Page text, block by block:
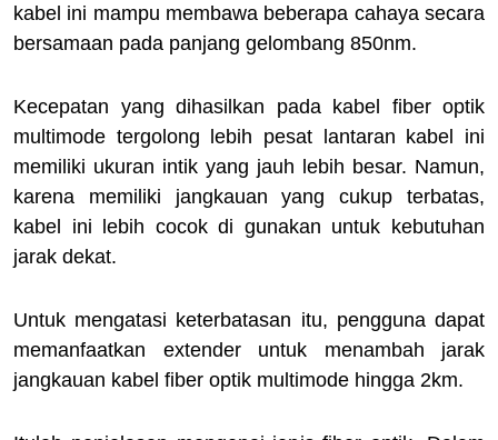
kabel ini mampu membawa beberapa cahaya secara
bersamaan pada panjang gelombang 850nm.
Kecepatan yang dihasilkan pada kabel fiber optik
multimode tergolong lebih pesat lantaran kabel ini
memiliki ukuran intik yang jauh lebih besar. Namun,
karena memiliki jangkauan yang cukup terbatas,
kabel ini lebih cocok di gunakan untuk kebutuhan
jarak dekat.
Untuk mengatasi keterbatasan itu, pengguna dapat
memanfaatkan extender untuk menambah jarak
jangkauan kabel fiber optik multimode hingga 2km.